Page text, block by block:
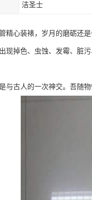
洁圣士
精心装裱，岁月的磨砺还
现掉色、虫蚀、发霉、脏
与古人的一次神交。吾随